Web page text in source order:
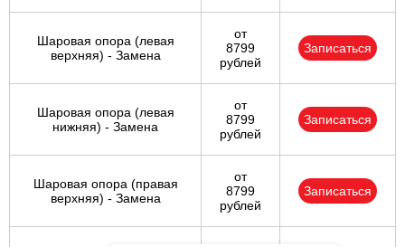
Шаровая опора (левая
верхняя) - Замена
от
8799
рублей
Записаться
Шаровая опора (левая
нижняя) - Замена
от
8799
рублей
Записаться
Шаровая опора (правая
верхняя) - Замена
от
8799
рублей
Записаться